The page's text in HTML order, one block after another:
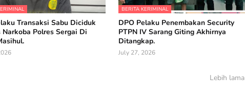
Transaksi Sabu Diciduk
Narkoba Polres Sergai Di
BERITA KERIMINAL
DPO Pelaku Penembakan Security
PTPN IV Sarang Giting Akhirnya
Ditangkap.
July 27, 2026
Lebih lama